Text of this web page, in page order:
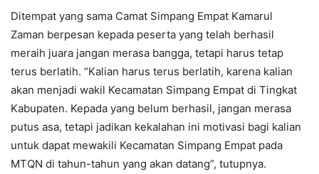
Ditempat yang sama Camat Simpang Empat Kamarul
Zaman berpesan kepada peserta yang telah berhasil
meraih juara jangan merasa bangga, tetapi harus tetap
terus berlatih. “Kalian harus terus berlatih, karena kalian
akan menjadi wakil Kecamatan Simpang Empat di Tingkat
Kabupaten. Kepada yang belum berhasil, jangan merasa
putus asa, tetapi jadikan kekalahan ini motivasi bagi kalian
untuk dapat mewakili Kecamatan Simpang Empat pada
MTQN di tahun-tahun yang akan datang”, tutupnya.